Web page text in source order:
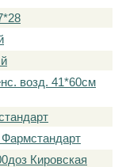
возд. 41*60см
Кировская